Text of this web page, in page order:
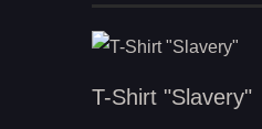
T-Shirt "Slavery"